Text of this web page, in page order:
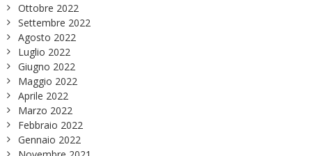
Ottobre 2022
Settembre 2022
Agosto 2022
Luglio 2022
Giugno 2022
Maggio 2022
Aprile 2022
Marzo 2022
Febbraio 2022
Gennaio 2022